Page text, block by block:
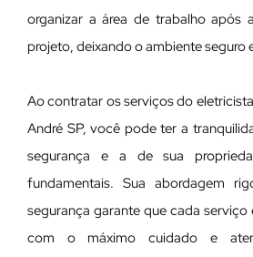
organizar a área de trabalho após
projeto, deixando o ambiente seguro
Ao contratar os serviços do
André SP, você pode ter a
segurança e a de sua
fundamentais. Sua abordagem
segurança garante que cada serviço
com o máximo cuidado e